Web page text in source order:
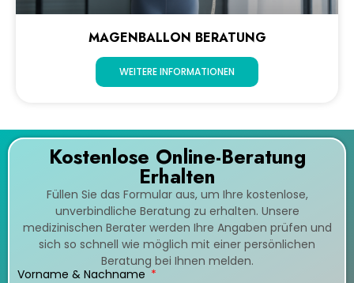
MAGENBALLON BERATUNG
WEITERE INFORMATIONEN
Kostenlose Online-Beratung
Erhalten
Füllen Sie das Formular aus, um Ihre kostenlose,
unverbindliche Beratung zu erhalten. Unsere
medizinischen Berater werden Ihre Angaben prüfen und
sich so schnell wie möglich mit einer persönlichen
Beratung bei Ihnen melden.
Vorname & Nachname